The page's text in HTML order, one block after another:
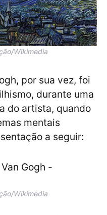
Wikimedia
por sua vez, foi
durante uma
do artista, quando
mentais
a seguir:
Wikimedia